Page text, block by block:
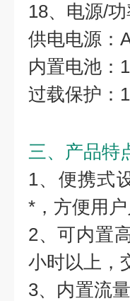
18、电源/
供电电源：
内置电池：
过载保护：
三、产品特
1、便携式
*，方便用户
2、可内置
小时以上，
3、内置流